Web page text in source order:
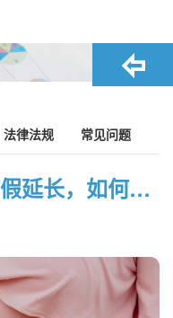
法律法规 常见问题
【政策详解】上海生育假延长，如何减少对企业的影响？